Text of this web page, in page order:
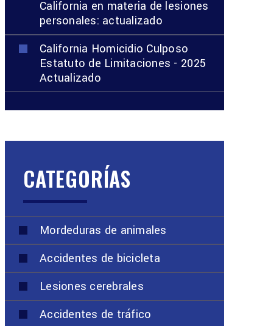
California en materia de lesiones
personales: actualizado
California Homicidio Culposo
Estatuto de Limitaciones - 2025
Actualizado
CATEGORÍAS
Mordeduras de animales
Accidentes de bicicleta
Lesiones cerebrales
Accidentes de tráfico